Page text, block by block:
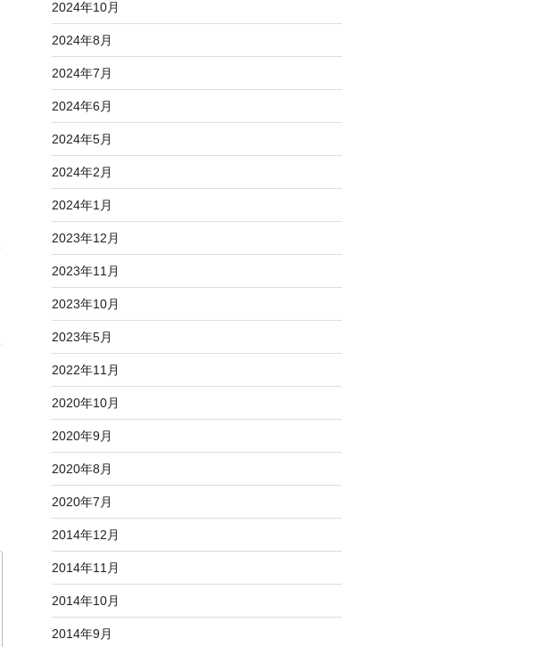
2024年10月
2024年8月
2024年7月
2024年6月
2024年5月
2024年2月
2024年1月
2023年12月
2023年11月
2023年10月
2023年5月
2022年11月
2020年10月
2020年9月
2020年8月
2020年7月
2014年12月
2014年11月
2014年10月
2014年9月